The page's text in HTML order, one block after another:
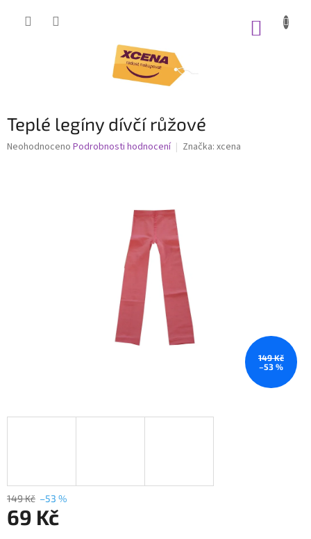
Teplé legíny dívčí růžové
Průměrné
Neohodnoceno Podrobnosti hodnocení Značka: xcena
149 Kč
–53 %
149 Kč –53 %
69 Kč